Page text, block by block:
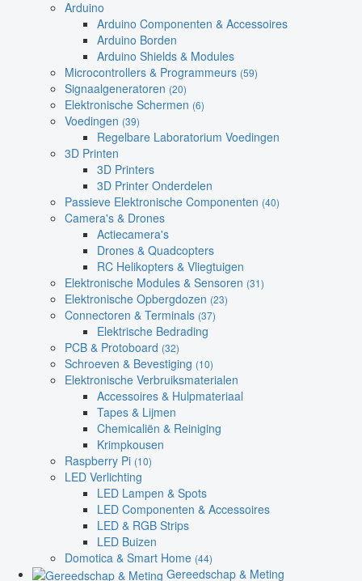
Arduino
Arduino Componenten & Accessoires
Arduino Borden
Arduino Shields & Modules
Microcontrollers & Programmeurs (59)
Signaalgeneratoren (20)
Elektronische Schermen (6)
Voedingen (39)
Regelbare Laboratorium Voedingen
3D Printen
3D Printers
3D Printer Onderdelen
Passieve Elektronische Componenten (40)
Camera's & Drones
Actiecamera's
Drones & Quadcopters
RC Helikopters & Vliegtuigen
Elektronische Modules & Sensoren (31)
Elektronische Opbergdozen (23)
Connectoren & Terminals (37)
Elektrische Bedrading
PCB & Protoboard (32)
Schroeven & Bevestiging (10)
Elektronische Verbruiksmaterialen
Accessoires & Hulpmateriaal
Tapes & Lijmen
Chemicaliën & Reiniging
Krimpkousen
Raspberry Pi (10)
LED Verlichting
LED Lampen & Spots
LED Componenten & Accessoires
LED & RGB Strips
LED Buizen
Domotica & Smart Home (44)
Gereedschap & Meting